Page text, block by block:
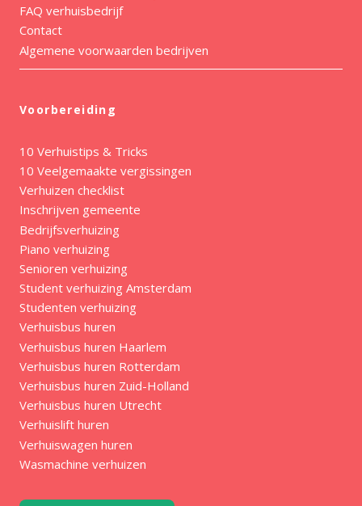
FAQ verhuisbedrijf
Contact
Algemene voorwaarden bedrijven
Voorbereiding
10 Verhuistips & Tricks
10 Veelgemaakte vergissingen
Verhuizen checklist
Inschrijven gemeente
Bedrijfsverhuizing
Piano verhuizing
Senioren verhuizing
Student verhuizing Amsterdam
Studenten verhuizing
Verhuisbus huren
Verhuisbus huren Haarlem
Verhuisbus huren Rotterdam
Verhuisbus huren Zuid-Holland
Verhuisbus huren Utrecht
Verhuislift huren
Verhuiswagen huren
Wasmachine verhuizen